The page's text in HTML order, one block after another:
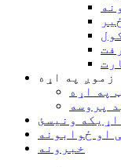
زموږ په اړه
په اړه
پروسه
اړیکه ونیسئ
او ځوابونه
خبرونه